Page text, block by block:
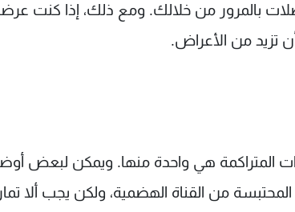
بالمرور من خلالك. ومع ذلك، إذا كنت
تزيد من الأعراض.
المتراكمة هي واحدة منها. ويمكن لبعض
من القناة الهضمية، ولكن يجب ألا